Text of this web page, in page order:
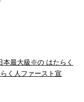
本最大級※の はたらく
く人ファースト宣